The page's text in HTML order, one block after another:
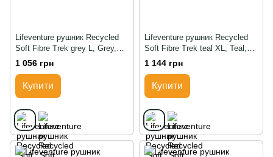
Lifeventure рушник Recycled
Soft Fibre Trek grey L, Grey,
gray
1 056 грн
Купити
Lifeventure рушник Recycled
Soft Fibre Trek teal XL, Teal,
blue
1 144 грн
Купити